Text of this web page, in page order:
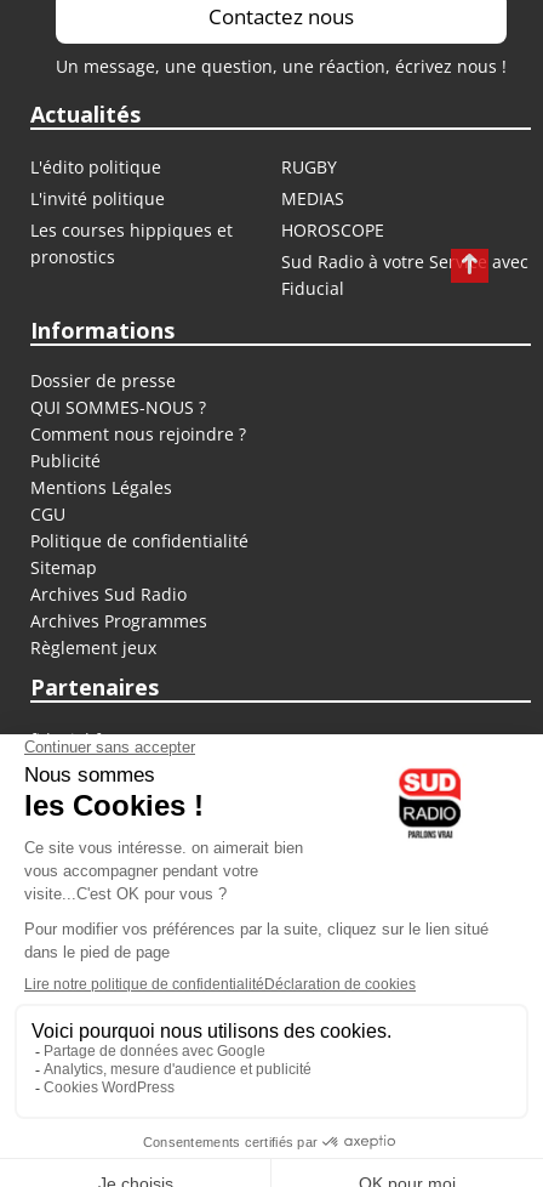
Contactez nous
Un message, une question, une réaction, écrivez nous !
Actualités
L'édito politique
RUGBY
L'invité politique
MEDIAS
Les courses hippiques et
pronostics
HOROSCOPE
Sud Radio à votre Service avec
Fiducial
Informations
Dossier de presse
QUI SOMMES-NOUS ?
Comment nous rejoindre ?
Publicité
Mentions Légales
CGU
Politique de confidentialité
Sitemap
Archives Sud Radio
Archives Programmes
Règlement jeux
Partenaires
fiducial.fr
lyoncapitale.fr
olympique-et-lyonnais.com
L'application Iphone / Android
Téléchargez l'application
Les cookies
Gestion des cookies
Crédit photos : ©Sud Radio / Pierre Olivier
Jacques Cardoze
Noémie Halioua